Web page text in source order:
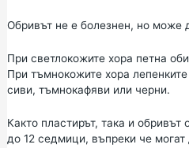
Обривът не е болезнен, но може
При светлокожите хора петна
При тъмнокожите хора
сиви, тъмнокафяви или черни.
Както пластирът, така и
до 12 седмици, въпреки че